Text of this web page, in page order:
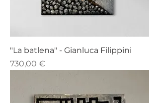
"La batlena" - Gianluca Filippini
Prezzo
730,00 €